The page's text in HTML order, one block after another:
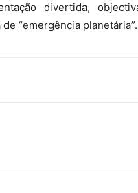
divertida,
“emergência planetária”.